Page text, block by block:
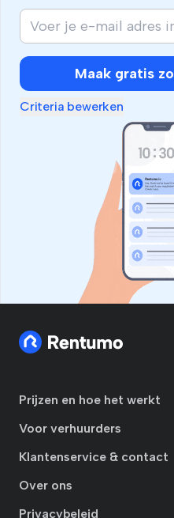
Maak gratis
Criteria bewerken
Prijzen en hoe het werkt
Voor verhuurders
Klantenservice & contact
Over ons
Privacybeleid